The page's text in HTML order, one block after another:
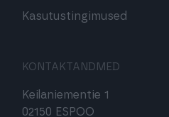
Kasutustingimused
KONTAKTANDMED
Keilaniementie 1
02150 ESPOO